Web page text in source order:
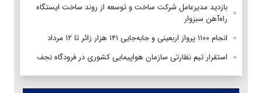
بازدید مدیرعامل شرکت ساخت و توسعه از روند ساخت ایستگاه
راه‌آهن سبزوار
انجام ۱۱۰۰ پرواز اربعینی و جابه‌جایی ۱۴۱ هزار زائر تا ۱۲ مرداد
استقرار تیم‌ نظارتی سازمان هواپیمایی کشوری در فرودگاه نجف